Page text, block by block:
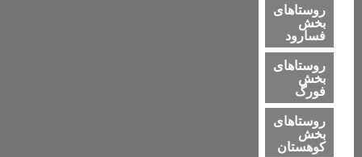
روستاهای
بخش
فسارود
روستاهای
بخش
فورگ
روستاهای
بخش
کوهستان